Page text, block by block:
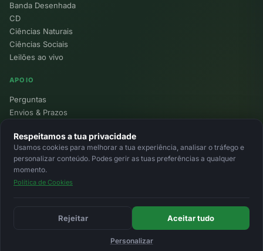
Banda Desenhada
CD
Ciências Naturais
Ciências Sociais
Leilões ao vivo
APOIO
Perguntas
Envios & Prazos
Devoluções
Minha Conta
© 2026 Ecolivros. Todos os direitos reservados.
Respeitamos a tua privacidade
Usamos cookies para melhorar a tua experiência, analisar o tráfego e
personalizar conteúdo. Podes gerir as tuas preferências a qualquer
momento.
Política de Cookies
Personalizar
Rejeitar Aceitar tudo